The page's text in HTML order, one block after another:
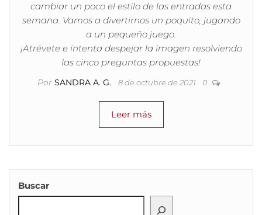
cambiar un poco el estilo de las entradas esta
semana. Vamos a divertirnos un poquito, jugando
a un pequeño juego.
¡Atrévete e intenta despejar la imagen resolviendo
las cinco preguntas propuestas!
Por SANDRA A. G. 8 de octubre de 2021 0
Leer más
Buscar